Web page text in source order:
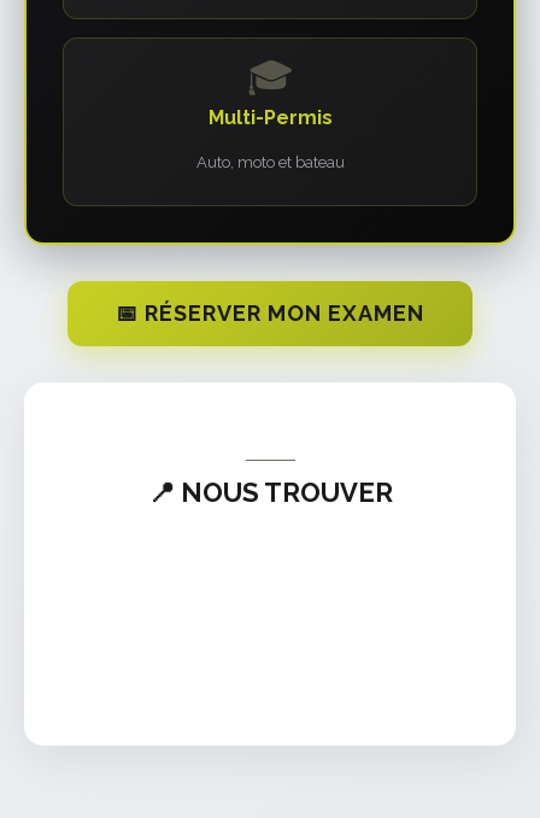
🎓
Multi-Permis
Auto, moto et bateau
📅 RÉSERVER MON EXAMEN
📍 NOUS TROUVER